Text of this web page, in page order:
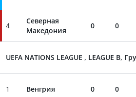
4
Северная
Македония
0 0
UEFA NATIONS LEAGUE , LEAGUE B,
1 Венгрия 0 0